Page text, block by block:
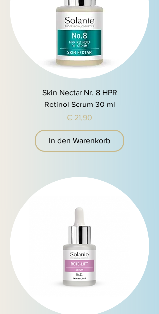
Skin Nectar Nr. 8 HPR
Retinol Serum 30 ml
Preis
€ 21,90
In den Warenkorb